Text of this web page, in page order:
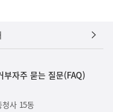
부자주 묻는 질문(FAQ)
사 15동